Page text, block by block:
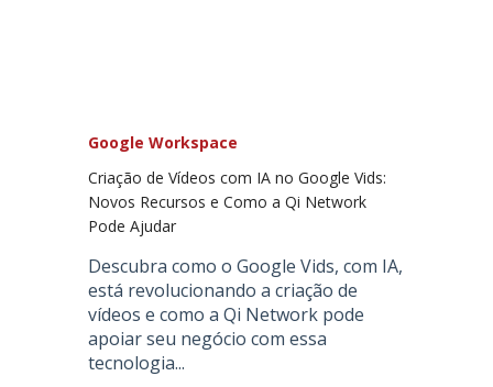
Google Workspace
Criação de Vídeos com IA no Google Vids:
Novos Recursos e Como a Qi Network
Pode Ajudar
Descubra como o Google Vids, com IA,
está revolucionando a criação de
vídeos e como a Qi Network pode
apoiar seu negócio com essa
tecnologia...